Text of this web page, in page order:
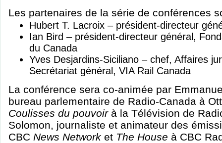
Les partenaires de la série de conférences
Hubert T. Lacroix – président-directeur
Ian Bird – président-directeur général,
du Canada
Yves Desjardins-Siciliano – chef, Affaires
Secrétariat général, VIA Rail Canada
La conférence sera co-animée par
bureau parlementaire de Radio-Canada à
Coulisses du pouvoirà la Télévision de
Solomon, journaliste et animateur des
CBC News Network et The House à CBC